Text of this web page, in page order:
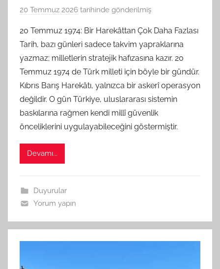
20 Temmuz 2026 tarihinde gönderilmiş
S
A
M
t
a
r
a
f
20 Temmuz 1974: Bir Harekâttan Çok Daha Fazlası
Tarih, bazı günleri sadece takvim yapraklarına
yazmaz; milletlerin stratejik hafızasına kazır. 20
Temmuz 1974 de Türk milleti için böyle bir gündür.
Kıbrıs Barış Harekâtı, yalnızca bir askerî operasyon
değildir. O gün Türkiye, uluslararası sistemin
baskılarına rağmen kendi millî güvenlik
önceliklerini uygulayabileceğini göstermiştir.
Devamı...
Duyurular
Yorum yapın